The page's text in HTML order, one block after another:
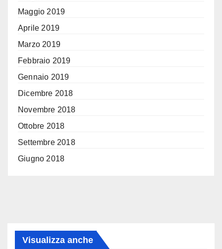
Maggio 2019
Aprile 2019
Marzo 2019
Febbraio 2019
Gennaio 2019
Dicembre 2018
Novembre 2018
Ottobre 2018
Settembre 2018
Giugno 2018
Visualizza anche